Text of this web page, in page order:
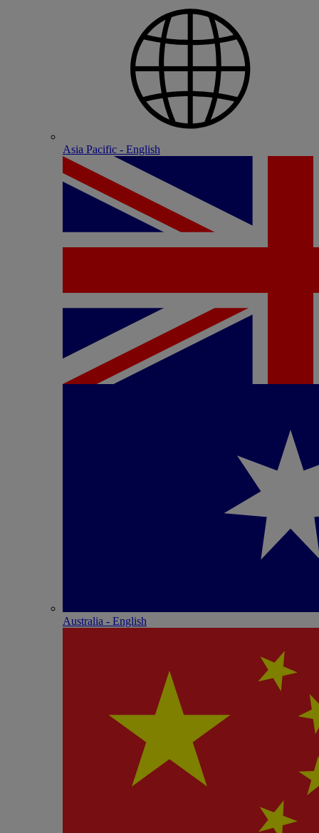
Asia Pacific - English
Australia - English